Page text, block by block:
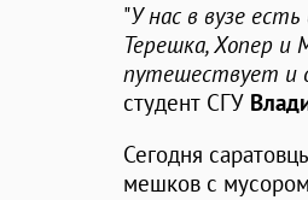
"У нас в вузе
Терешка, Хопер и
путешествует и
студент СГУ
Сегодня
мешков с